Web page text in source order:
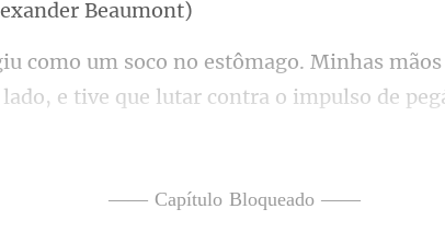
lado, e tive que lutar contra o impulso de
—— Capítulo Bloqueado ——